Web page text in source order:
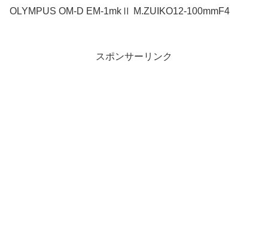
OLYMPUS OM-D EM-1mkⅡ M.ZUIKO12-100mmF4
スポンサーリンク